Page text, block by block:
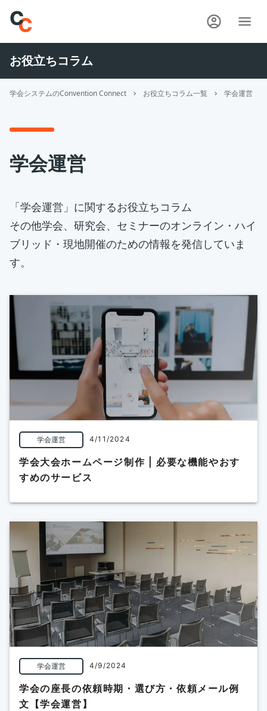
お役立ちコラム
学会システムのConvention Connect お役立ちコラム一覧 学会運営
学会運営
「学会運営 」に関するお役立ちコラム
その他学会、研究会、セミナーのオンライン・ハイ
ブリッド・現地開催のための情報を発信していま
す。
学会運営 4/11/2024
学会大会ホームページ制作 | 必要な機能やおす
すめのサービス
学会運営 4/9/2024
学会の座長の依頼時期・選び方・依頼メール例
文【学会運営】